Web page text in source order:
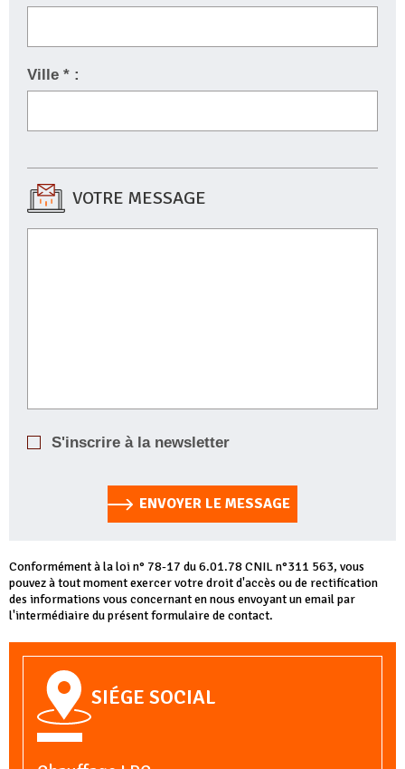
Ville * :
VOTRE MESSAGE
S'inscrire à la newsletter
ENVOYER LE MESSAGE
Conformément à la loi n° 78-17 du 6.01.78 CNIL n°311 563, vous
pouvez à tout moment exercer votre droit d'accès ou de rectification
des informations vous concernant en nous envoyant un email par
l'intermédiaire du présent formulaire de contact.
SIÉGE SOCIAL